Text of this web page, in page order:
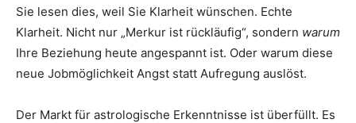
Sie lesen dies, weil Sie Klarheit wünschen. Echte
Klarheit. Nicht nur „Merkur ist rückläufig“, sondern warum
Ihre Beziehung heute angespannt ist. Oder warum diese
neue Jobmöglichkeit Angst statt Aufregung auslöst.
Der Markt für astrologische Erkenntnisse ist überfüllt. Es